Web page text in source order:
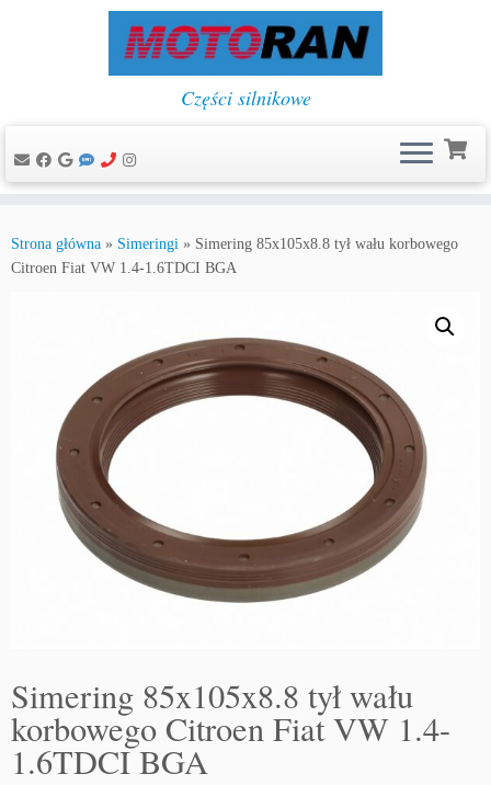
do
treści
Części silnikowe
Strona główna » Simeringi » Simering 85x105x8.8 tył wału korbowego
Citroen Fiat VW 1.4-1.6TDCI BGA
Simering 85x105x8.8 tył wału
korbowego Citroen Fiat VW 1.4-
1.6TDCI BGA